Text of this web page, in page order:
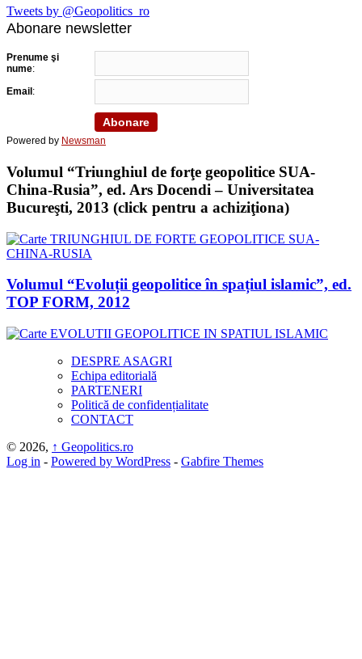
Tweets by @Geopolitics_ro
Abonare newsletter
Prenume şi
nume:
Email :
Powered by Newsman
Volumul “Triunghiul de forţe geopolitice SUA-
China-Rusia”, ed. Ars Docendi – Universitatea
Bucureşti, 2013 (click pentru a achiziţiona)
Volumul “Evoluții geopolitice în spațiul islamic”, ed.
TOP FORM, 2012
DESPRE ASAGRI
Echipa editorială
PARTENERI
Politică de confidențialitate
CONTACT
© 2026, ↑ Geopolitics.ro
Log in - Powered by WordPress - Gabfire Themes